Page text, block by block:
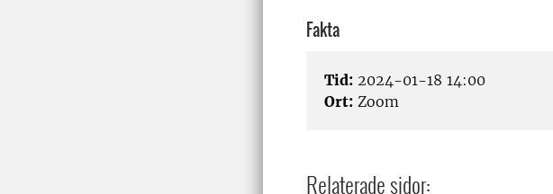
Fakta
Tid: 2024-01-18 14:00
Ort: Zoom
Relaterade sidor: